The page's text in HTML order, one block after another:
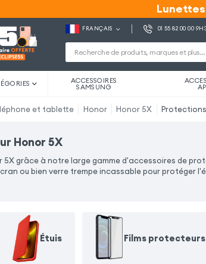
Lunettes
Lunettes
FRANÇAIS 01 55 82 00 00
ACCESSOIRES
SAMSUNG
et tablette Honor Honor 5X Protections
Honor 5X
5X grâce à notre large gamme d'accessoires de
ou bien verre trempe incassable pour protéger
Étuis Films protecteurs